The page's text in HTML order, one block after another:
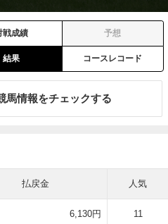
戦成績 予想
結果 コースレコード
馬情報をチェックする
払戻金 人気
6,130円 11